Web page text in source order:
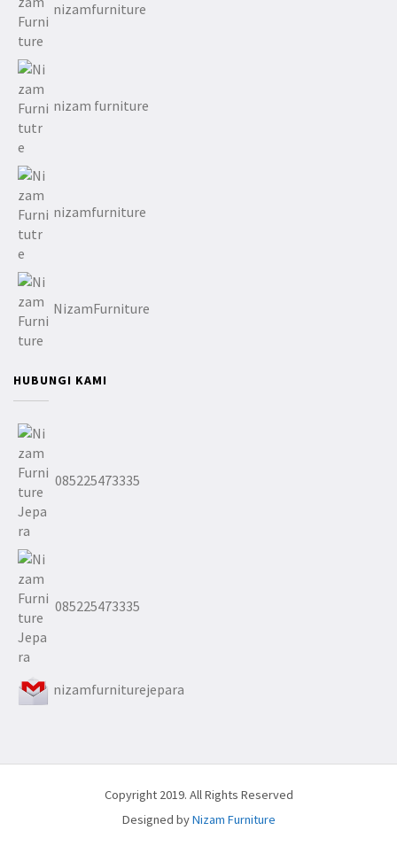
nizamfurniture
nizam furniture
nizamfurniture
NizamFurniture
HUBUNGI KAMI
085225473335
085225473335
nizamfurniturejepara
Copyright 2019. All Rights Reserved
Designed byNizam Furniture